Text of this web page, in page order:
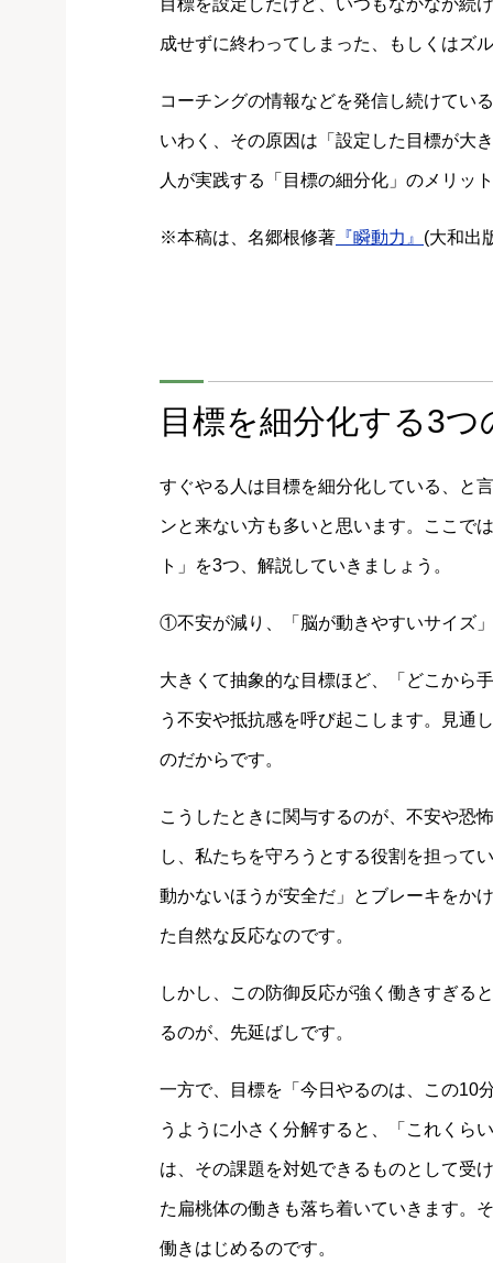
目標を設定したけど、いつもなかなか
成せずに終わってしまった、もしくはズ
コーチングの情報などを発信し続けてい
いわく、その原因は「設定した目標が大
人が実践する「目標の細分化」のメリッ
※本稿は、名郷根修著 『瞬動力』 (大和出
目標を細分化する3
すぐやる人は目標を細分化している、と
ンと来ない方も多いと思います。ここで
ト」を3つ、解説していきましょう。
①不安が減り、「脳が動きやすいサイズ
大きくて抽象的な目標ほど、「どこから
う不安や抵抗感を呼び起こします。見通
のだからです。
こうしたときに関与するのが、不安や恐
し、私たちを守ろうとする役割を担って
動かないほうが安全だ」とブレーキをか
た自然な反応なのです。
しかし、この防御反応が強く働きすぎる
るのが、先延ばしです。
一方で、目標を「今日やるのは、この10
うように小さく分解すると、「これくら
は、その課題を対処できるものとして受
た扁桃体の働きも落ち着いていきます。
働きはじめるのです。